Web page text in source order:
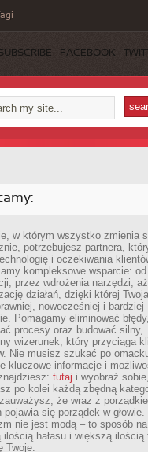
Tagi
FACEBOOK
w którym wszystko zmienia
potrzebujesz partnera,
i oczekiwania
kompleksowe wsparcie:
przez wdrożenia narzędzi,
działań, dzięki której
nowocześniej i bardziej
Pomagamy eliminować błędy,
procesy oraz budować silny,
wizerunek, który przyciąga
Nie musisz szukać po
kluczowe informacje i
tutaj i wyobraź
po kolei każdą zbędną
że wraz z
się porządek w głowie.
nie jest modą – to sposób
ilością hałasu i większą ilością
Twoje.